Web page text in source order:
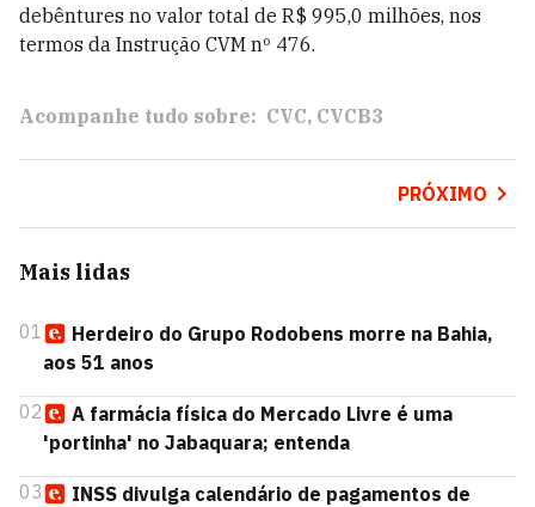
debêntures no valor total de R$ 995,0 milhões, nos
termos da Instrução CVM nº 476.
Acompanhe tudo sobre: CVC CVCB3
PRÓXIMO
Mais lidas
01
Herdeiro do Grupo Rodobens morre na Bahia,
aos 51 anos
02
A farmácia física do Mercado Livre é uma
'portinha' no Jabaquara; entenda
03
INSS divulga calendário de pagamentos de